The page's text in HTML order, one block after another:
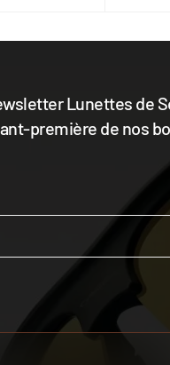
Lunettes de
première de nos